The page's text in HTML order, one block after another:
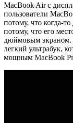
MacBook Air с
пользователи
потому, что когда-
потому, что его
дюймовым экраном.
легкий ультрабук,
мощным MacBook